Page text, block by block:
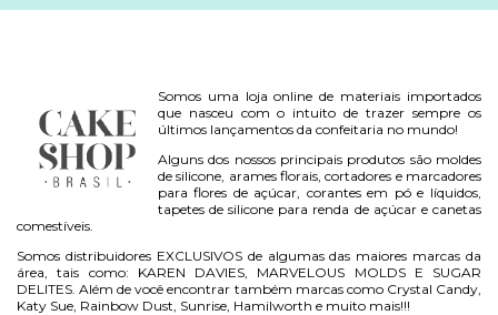
Somos uma loja online de materiais importados
que nasceu com o intuito de trazer sempre os
últimos lançamentos da confeitaria no mundo!
Alguns dos nossos principais produtos são moldes
de silicone, arames florais, cortadores e marcadores
para flores de açúcar, corantes em pó e líquidos,
tapetes de silicone para renda de açúcar e canetas
comestíveis.
Somos distribuidores EXCLUSIVOS de algumas das maiores marcas da
área, tais como: KAREN DAVIES, MARVELOUS MOLDS E SUGAR
DELITES. Além de você encontrar também marcas como Crystal Candy,
Katy Sue, Rainbow Dust, Sunrise, Hamilworth e muito mais!!!